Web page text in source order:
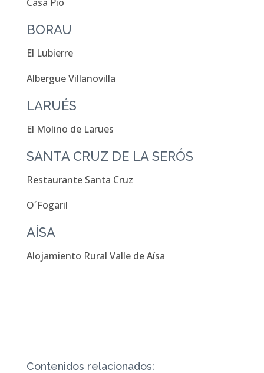
BORAU
El Lubierre
Albergue Villanovilla
LARUÉS
El Molino de Larues
SANTA CRUZ DE LA SERÓS
Restaurante Santa Cruz
O´Fogaril
AÍSA
Alojamiento Rural Valle de Aísa
Contenidos relacionados: